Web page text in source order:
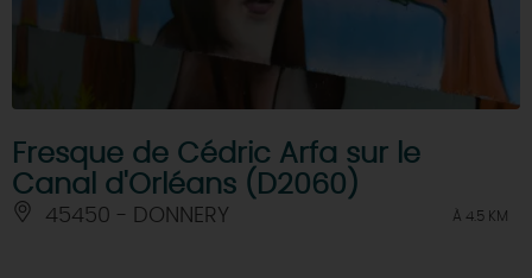
Fresque de Cédric Arfa sur le
Canal d'Orléans (D2060)
45450 - DONNERY À 4.5 KM